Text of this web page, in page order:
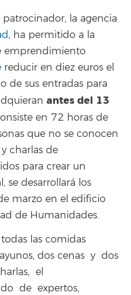
la agencia
, ha permitido a la
emprendimiento
reducir en diez euros el
de sus entradas para
antes del 13
en 72 horas de
que no se conocen
charlas de
para crear un
se desarrollará los
marzo en el edificio
de Humanidades.
las comidas
dos cenas y dos
el
de expertos,